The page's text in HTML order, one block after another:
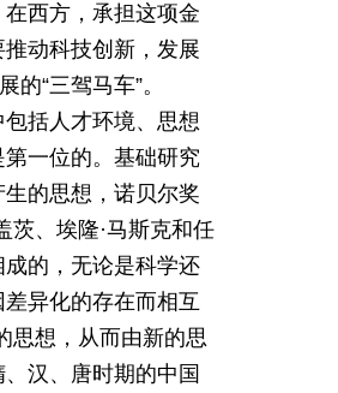
西方，承担这项金
动科技创新，发展
“三驾马车”。
括人才环境、思想
一位的。基础研究
的思想，诺贝尔奖
茨、埃隆·马斯克和任
的，无论是科学还
异化的存在而相互
思想，从而由新的思
汉、唐时期的中国